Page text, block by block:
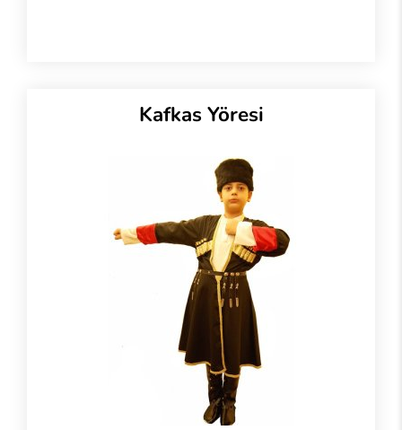
Kafkas Yöresi